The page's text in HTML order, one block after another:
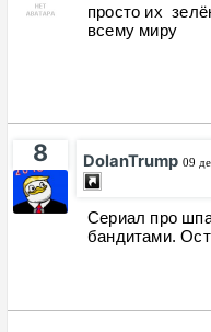
просто их
всему миру
8 DolanTrump 09
Сериал про
бандитами.